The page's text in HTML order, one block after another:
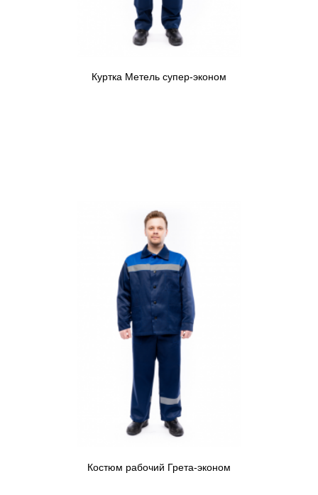
Куртка Метель супер-эконом
Костюм рабочий Грета-эконом